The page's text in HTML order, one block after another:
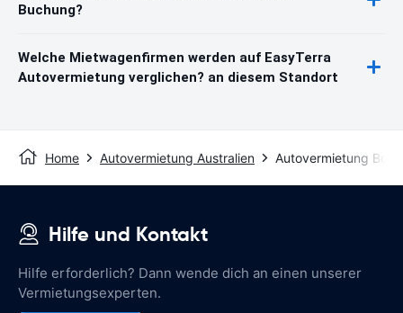
Buchung?
Welche Mietwagenfirmen werden auf EasyTerra
Autovermietung verglichen? an diesem Standort
Home Autovermietung Australien Autovermietung
Hilfe und Kontakt
Hilfe erforderlich? Dann wende dich an einen unserer
Vermietungsexperten.